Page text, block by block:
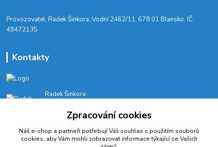
​Provozovatel: Radek Šinkora, Vodní 2462/11, 678 01 Blansko, IČ:
49472135
Kontakty
Radek Šinkora
E-SHOP: Po-Pá, 8-17 hod.
cyklobikesport@seznam.cz
Zpracování cookies
Náš e-shop a partneři potřebují Váš souhlas s použitím souborů
cookies, aby Vám mohli zobrazovat informace týkající se Vašich